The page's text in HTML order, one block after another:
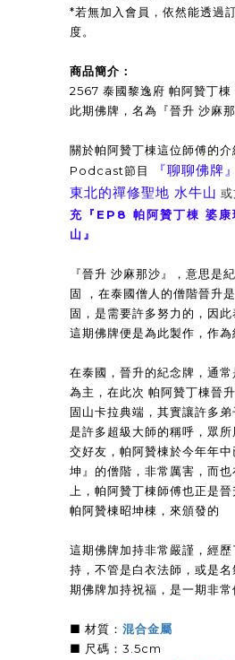
*若無加入會員，依然能透過
度。
商品簡介：
2567 泰國黎逸府 帕阿贊丁棟
此期佛牌，名為『晉升 沙麻那
關於帕阿贊丁棟這位師傅的
Podcast節目
『聊聊佛牌
東北的禪修聖地 水牛山
充『EP8 帕阿贊丁棟 婆康
山』
『晉升 沙麻那沙』，意思是
固 ，在泰國僧人的僧階晉升
固，是需要許多努力的，因
這期佛牌便是為此製作，作
在泰國，晉升的紀念牌，通常
為主，在此次 帕阿贊丁棟晉
固山卡拉典端，其實讓許多
是許多超級大師的稱呼，眾
交好友，帕阿贊棟於今年年
坤』的僧階，非常厲害，而
上，帕阿贊丁棟師傅也正是
帕阿贊棟昭坤棟，來頒發的
這期佛牌加持非常嚴謹，經
持，不管是白衣法師，或是
期佛牌加持祝福，是一期非
■ 材質： 混合金屬
■ 尺碼：3.5cm